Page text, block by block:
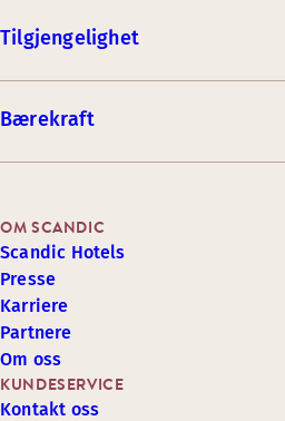
Tilgjengelighet
Bærekraft
KUNDESERVICE
Kontakt oss
OM SCANDIC
Scandic Hotels
Presse
Karriere
Partnere
Om oss